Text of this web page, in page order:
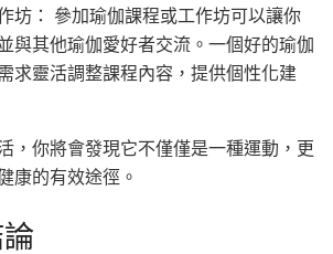
坊： 參加瑜伽課程或工作坊可以讓你
與其他瑜伽愛好者交流。一個好的瑜伽
求靈活調整課程內容，提供個性化建
，你將會發現它不僅僅是一種運動，更
康的有效途徑。